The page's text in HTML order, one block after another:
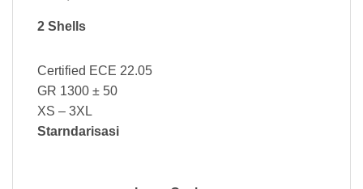
2 Shells
Certified ECE 22.05
GR 1300 ± 50
XS – 3XL
Starndarisasi